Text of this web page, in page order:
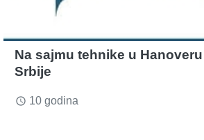
Na sajmu tehnike u
Srbije
access_time 10 godina